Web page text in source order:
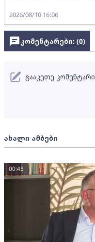
2026/08/10 16:06
ახალი ამბები
00:45
კომენტარები: (0)
გააკეთე კომენტარი